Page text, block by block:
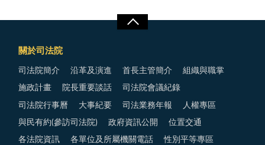
關於司法院
司法院簡介 沿革及演進 首長主管簡介 組織與職掌
施政計畫 院長重要談話 司法院會議紀錄
司法院行事曆 大事紀要 司法業務年報 人權專區
與民有約(參訪司法院) 政府資訊公開 位置交通
各法院資訊 各單位及所屬機關電話 性別平等專區